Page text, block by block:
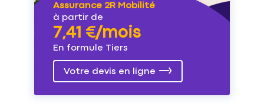
Assurance 2R Mobilité
à partir de
7,41 €/mois
En formule Tiers
Votre devis en ligne